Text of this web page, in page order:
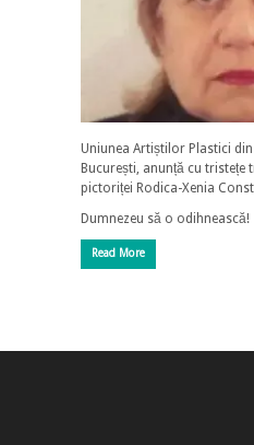
Uniunea Artiștilor Plastici
București, anunță cu tristețe
pictoriței Rodica-Xenia
Dumnezeu să o odihnească!
Read More